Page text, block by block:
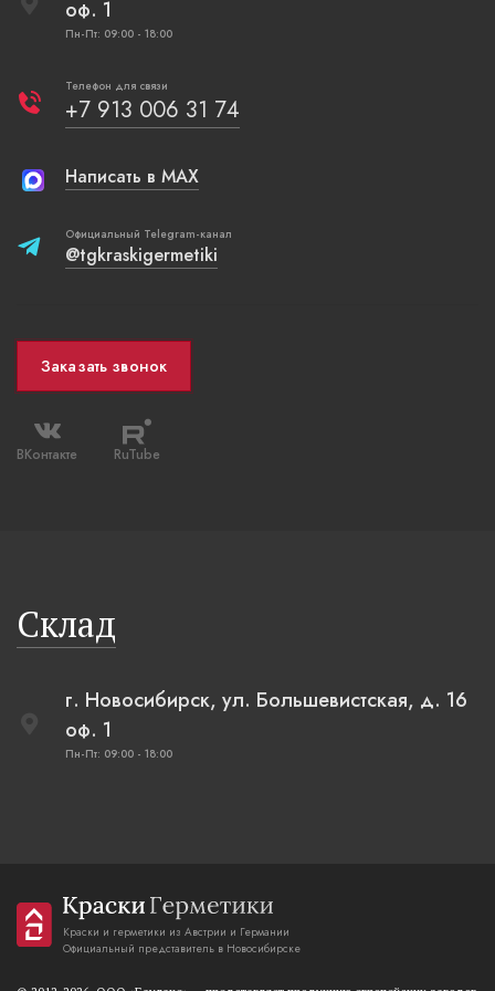
оф. 1
Пн-Пт: 09:00 - 18:00
Телефон для связи
+7 913 006 31 74
Написать в MAX
Официальный Telegram-канал
@tgkraskigermetiki
Заказать звонок
ВКонтакте RuTube
Склад
г. Новосибирск, ул. Большевистская, д. 16
оф. 1
Пн-Пт: 09:00 - 18:00
Краски и герметики из Австрии и Германии
Официальный представитель в Новосибирске